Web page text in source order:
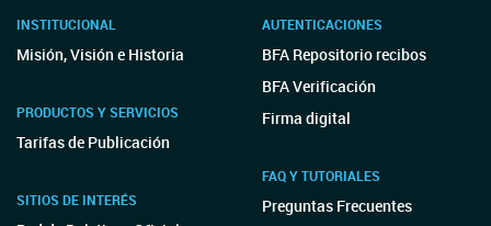
INSTITUCIONAL
Misión, Visión e Historia
PRODUCTOS Y SERVICIOS
Tarifas de Publicación
SITIOS DE INTERÉS
AUTENTICACIONES
BFA Repositorio recibos
BFA Verificación
Firma digital
FAQ Y TUTORIALES
Preguntas Frecuentes